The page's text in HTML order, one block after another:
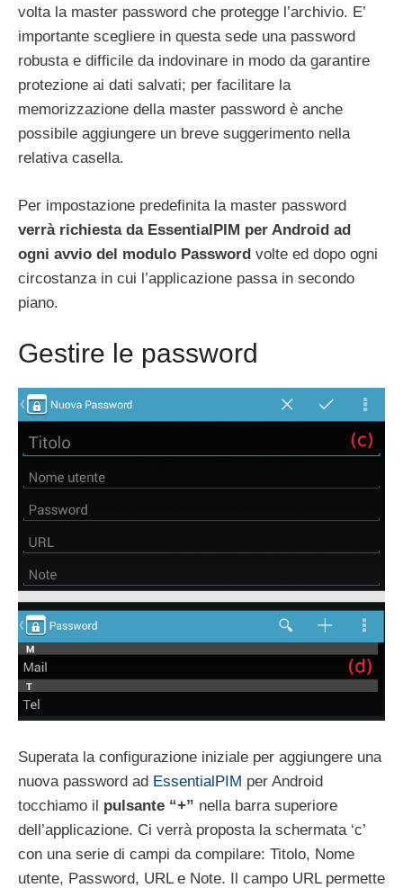
volta la master password che protegge l’archivio. E’
importante scegliere in questa sede una password
robusta e difficile da indovinare in modo da garantire
protezione ai dati salvati; per facilitare la
memorizzazione della master password è anche
possibile aggiungere un breve suggerimento nella
relativa casella.
Per impostazione predefinita la master password
verrà richiesta da EssentialPIM per Android ad
ogni avvio del modulo Password volte ed dopo ogni
circostanza in cui l’applicazione passa in secondo
piano.
Gestire le password
Superata la configurazione iniziale per aggiungere una
nuova password ad EssentialPIM per Android
tocchiamo il pulsante “+” nella barra superiore
dell’applicazione. Ci verrà proposta la schermata ‘c’
con una serie di campi da compilare: Titolo, Nome
utente, Password, URL e Note. Il campo URL permette